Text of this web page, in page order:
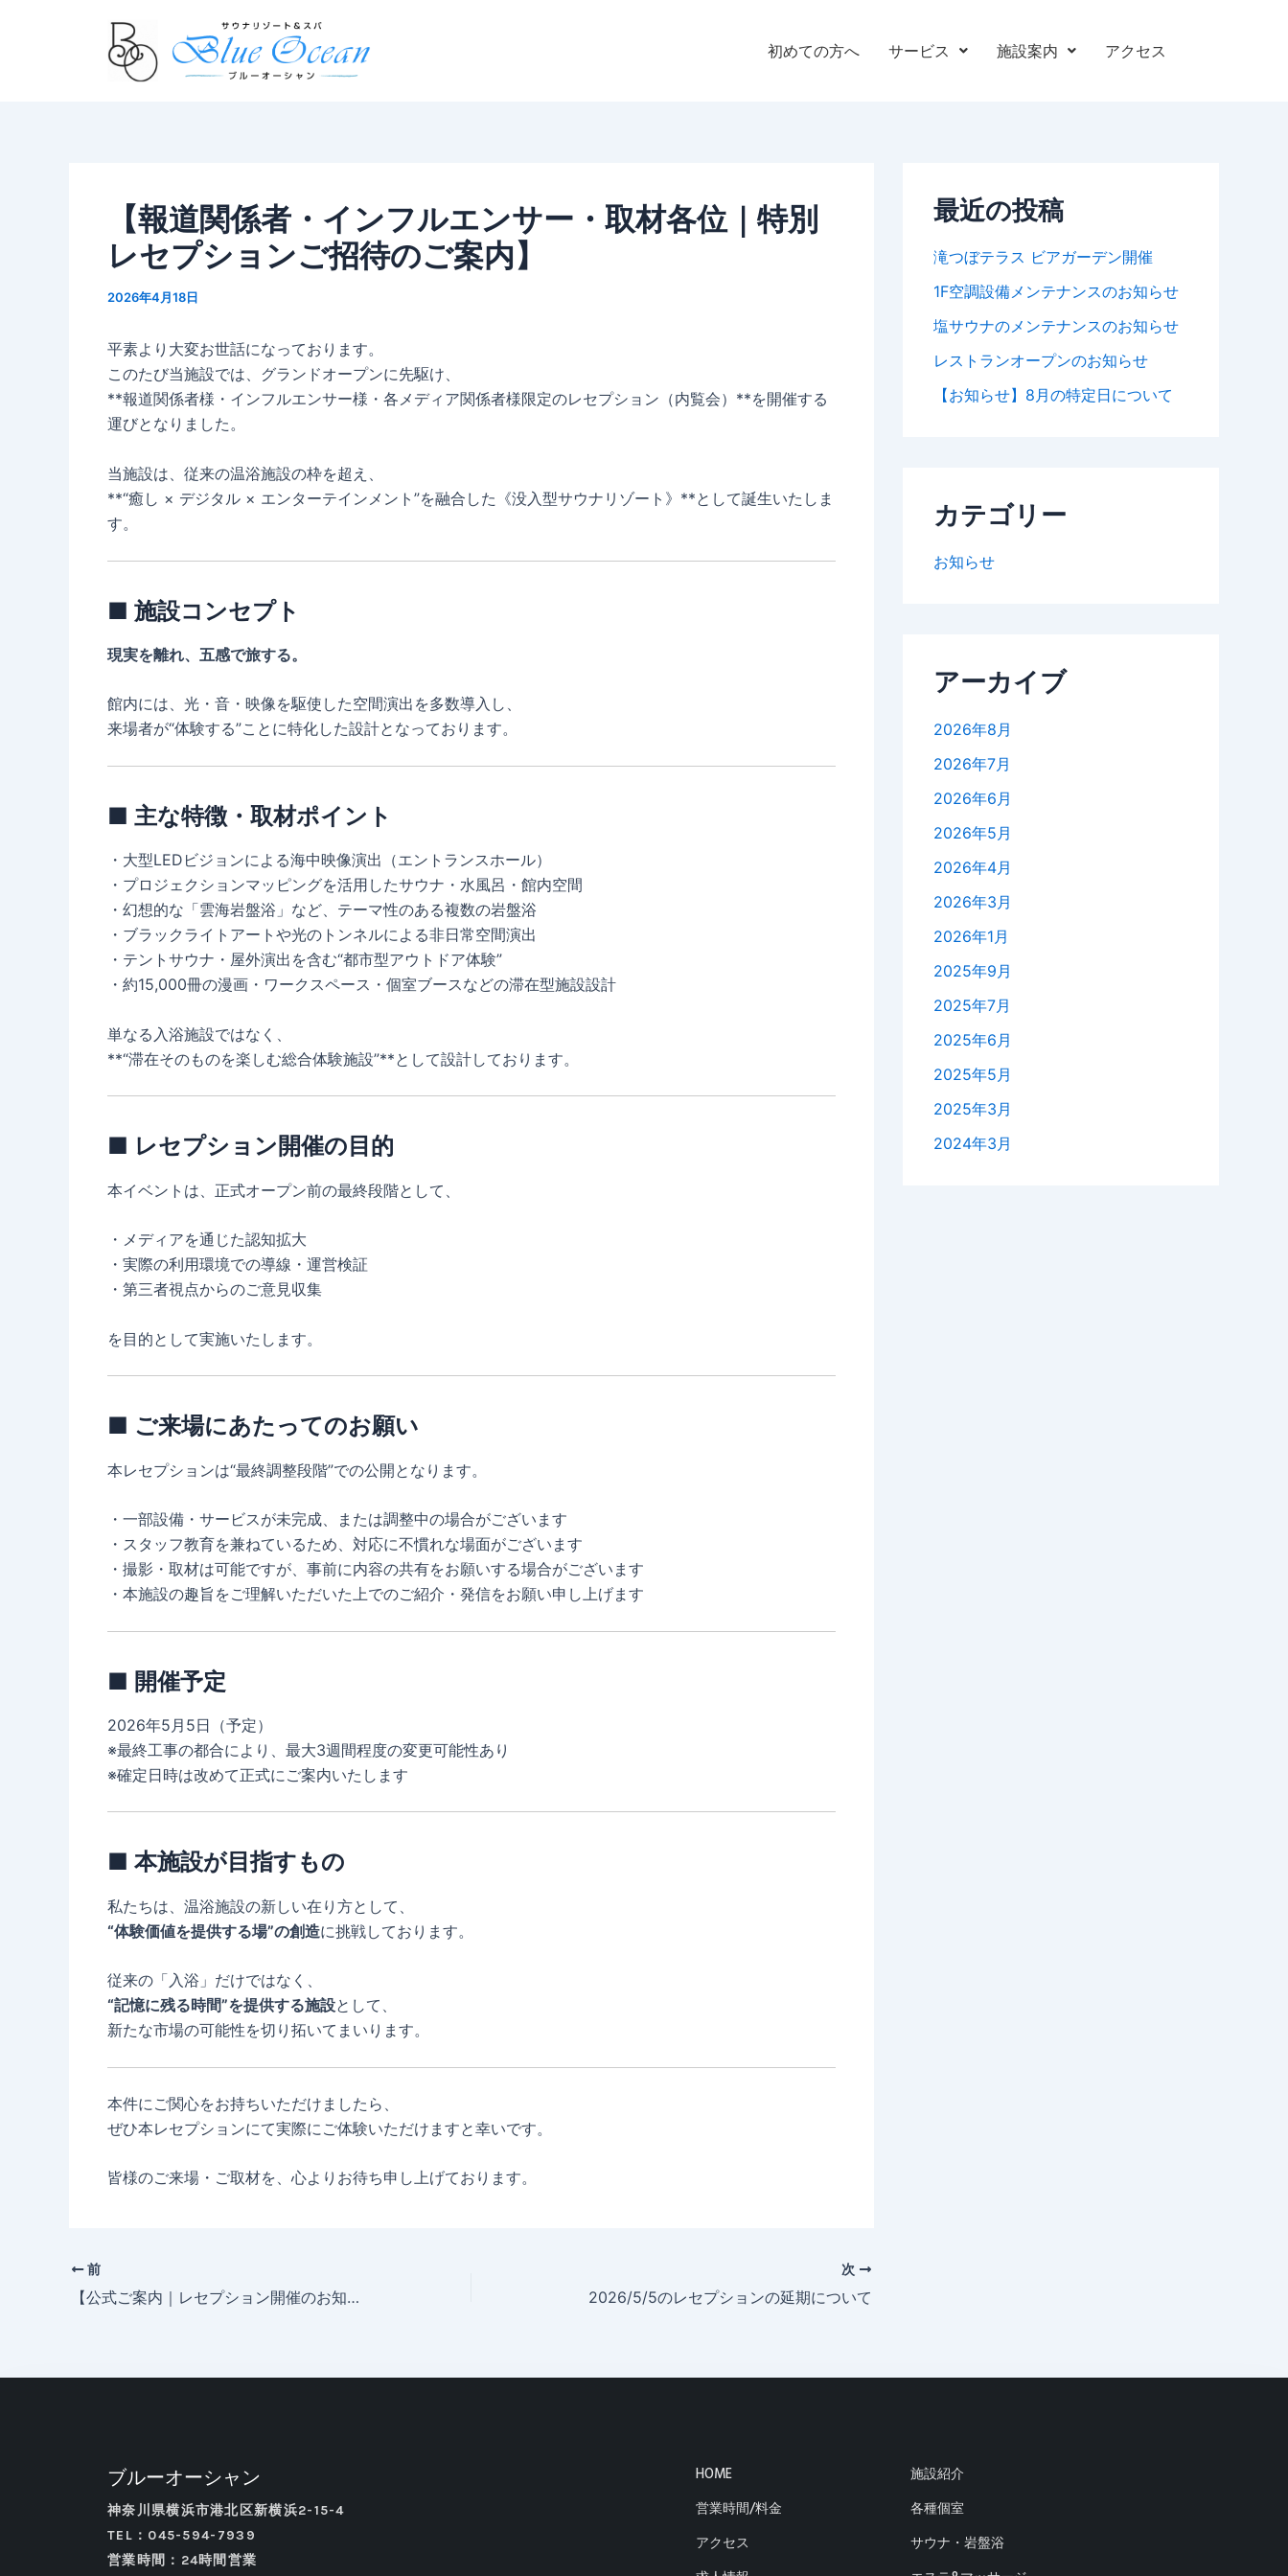
初めての方へ サービス 施設案内 アクセス
【報道関係者・インフルエンサー・取材各位｜特別
レセプションご招待のご案内】
2026年4月18日
平素より大変お世話になっております。
このたび当施設では、グランドオープンに先駆け、
**報道関係者様・インフルエンサー様・各メディア関係者様限定のレセプション（内覧会）**を開催する
運びとなりました。
当施設は、従来の温浴施設の枠を超え、
**“癒し × デジタル × エンターテインメント”を融合した《没入型サウナリゾート》**として誕生いたしま
す。
■ 施設コンセプト
現実を離れ、五感で旅する。
館内には、光・音・映像を駆使した空間演出を多数導入し、
来場者が“体験する”ことに特化した設計となっております。
■ 主な特徴・取材ポイント
・大型LEDビジョンによる海中映像演出（エントランスホール）
・プロジェクションマッピングを活用したサウナ・水風呂・館内空間
・幻想的な「雲海岩盤浴」など、テーマ性のある複数の岩盤浴
・ブラックライトアートや光のトンネルによる非日常空間演出
・テントサウナ・屋外演出を含む“都市型アウトドア体験”
・約15,000冊の漫画・ワークスペース・個室ブースなどの滞在型施設設計
単なる入浴施設ではなく、
**“滞在そのものを楽しむ総合体験施設”**として設計しております。
■ レセプション開催の目的
本イベントは、正式オープン前の最終段階として、
・メディアを通じた認知拡大
・実際の利用環境での導線・運営検証
・第三者視点からのご意見収集
を目的として実施いたします。
■ ご来場にあたってのお願い
本レセプションは“最終調整段階”での公開となります。
・一部設備・サービスが未完成、または調整中の場合がございます
・スタッフ教育を兼ねているため、対応に不慣れな場面がございます
・撮影・取材は可能ですが、事前に内容の共有をお願いする場合がございます
・本施設の趣旨をご理解いただいた上でのご紹介・発信をお願い申し上げます
■ 開催予定
2026年5月5日（予定）
※最終工事の都合により、最大3週間程度の変更可能性あり
※確定日時は改めて正式にご案内いたします
■ 本施設が目指すもの
私たちは、温浴施設の新しい在り方として、
“体験価値を提供する場”の創造に挑戦しております。
従来の「入浴」だけではなく、
“記憶に残る時間”を提供する施設として、
新たな市場の可能性を切り拓いてまいります。
本件にご関心をお持ちいただけましたら、
ぜひ本レセプションにて実際にご体験いただけますと幸いです。
皆様のご来場・ご取材を、心よりお待ち申し上げております。
navigation
前
【公式ご案内｜レセプション開催のお知らせ】
次
2026/5/5のレセプションの延期について
最近の投稿
滝つぼテラス ビアガーデン開催
1F空調設備メンテナンスのお知らせ
塩サウナのメンテナンスのお知らせ
レストランオープンのお知らせ
【お知らせ】8月の特定日について
カテゴリー
お知らせ
アーカイブ
2026年8月
2026年7月
2026年6月
2026年5月
2026年4月
2026年3月
2026年1月
2025年9月
2025年7月
2025年6月
2025年5月
2025年3月
2024年3月
ブルーオーシャン
神奈川県横浜市港北区新横浜2-15-4
TEL：045-594-7939
営業時間：24時間営業
HOME
営業時間/料金
アクセス
施設紹介
各種個室
サウナ・岩盤浴